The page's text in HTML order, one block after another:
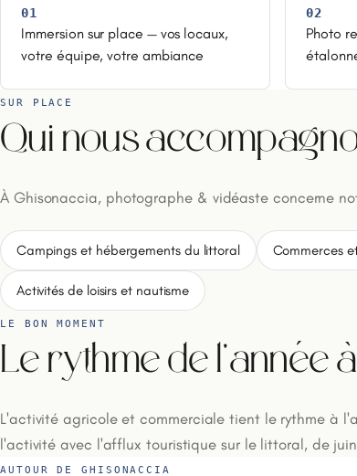
01
Immersion sur place — vos locaux,
votre équipe, votre ambiance
02
Photo
SUR PLACE
Qui nous
À Ghisonaccia, photographe & vidéaste concerne
Campings et hébergements du littoral Commerces
Activités de loisirs et nautisme
LE BON MOMENT
Le rythme de l'année
L'activité agricole et commerciale tient le rythme à
l'activité avec l'afflux touristique sur le littoral, de
AUTOUR DE GHISONACCIA